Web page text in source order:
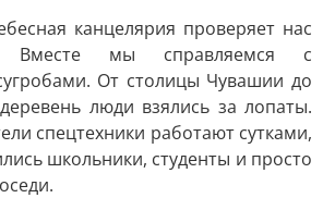
канцелярия проверяет нас
Вместе мы справляемся с
От столицы Чувашии до
люди взялись за лопаты.
спецтехники работают сутками,
школьники, студенты и просто